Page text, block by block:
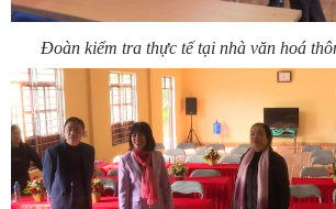
Đoàn kiểm tra thực tế tại nhà văn hoá